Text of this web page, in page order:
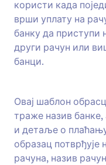
користи када
врши уплату на
банку да приступи
други рачун или
банци.
Овај шаблон
траже назив
и детаље о
образац потврђује
рачуна, назив
бренду, а затим
прикупљаш
безбедно чувају
заштићени PCI
усаглашеношћу
обзира на твој
брендом.
додај нова поља
"поревуци и
потребно је
изглед који
налоге за